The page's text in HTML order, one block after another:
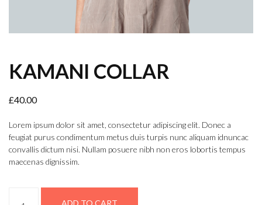
KAMANI COLLAR
£40.00
Lorem ipsum dolor sit amet, consectetur adipiscing elit. Donec a
feugiat purus condimentum metus duis turpis nunc aliquam idnuncac
convallis dictum nisi. Nullam posuere nibh non eros lobortis tempus
maecenas dignissim.
ADD TO CART